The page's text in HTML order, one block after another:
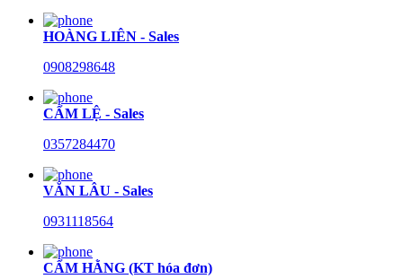
HOÀNG LIÊN - Sales
0908298648
CẨM LỆ - Sales
0357284470
VĂN LÂU - Sales
0931118564
CẨM HẰNG (KT hóa đơn)